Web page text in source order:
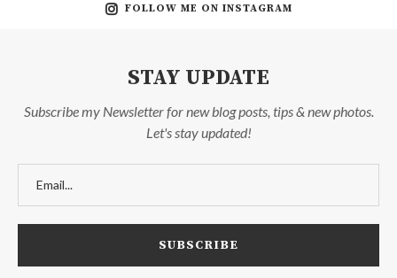
FOLLOW ME ON INSTAGRAM
STAY UPDATE
Subscribe my Newsletter for new blog posts, tips & new photos.
Let's stay updated!